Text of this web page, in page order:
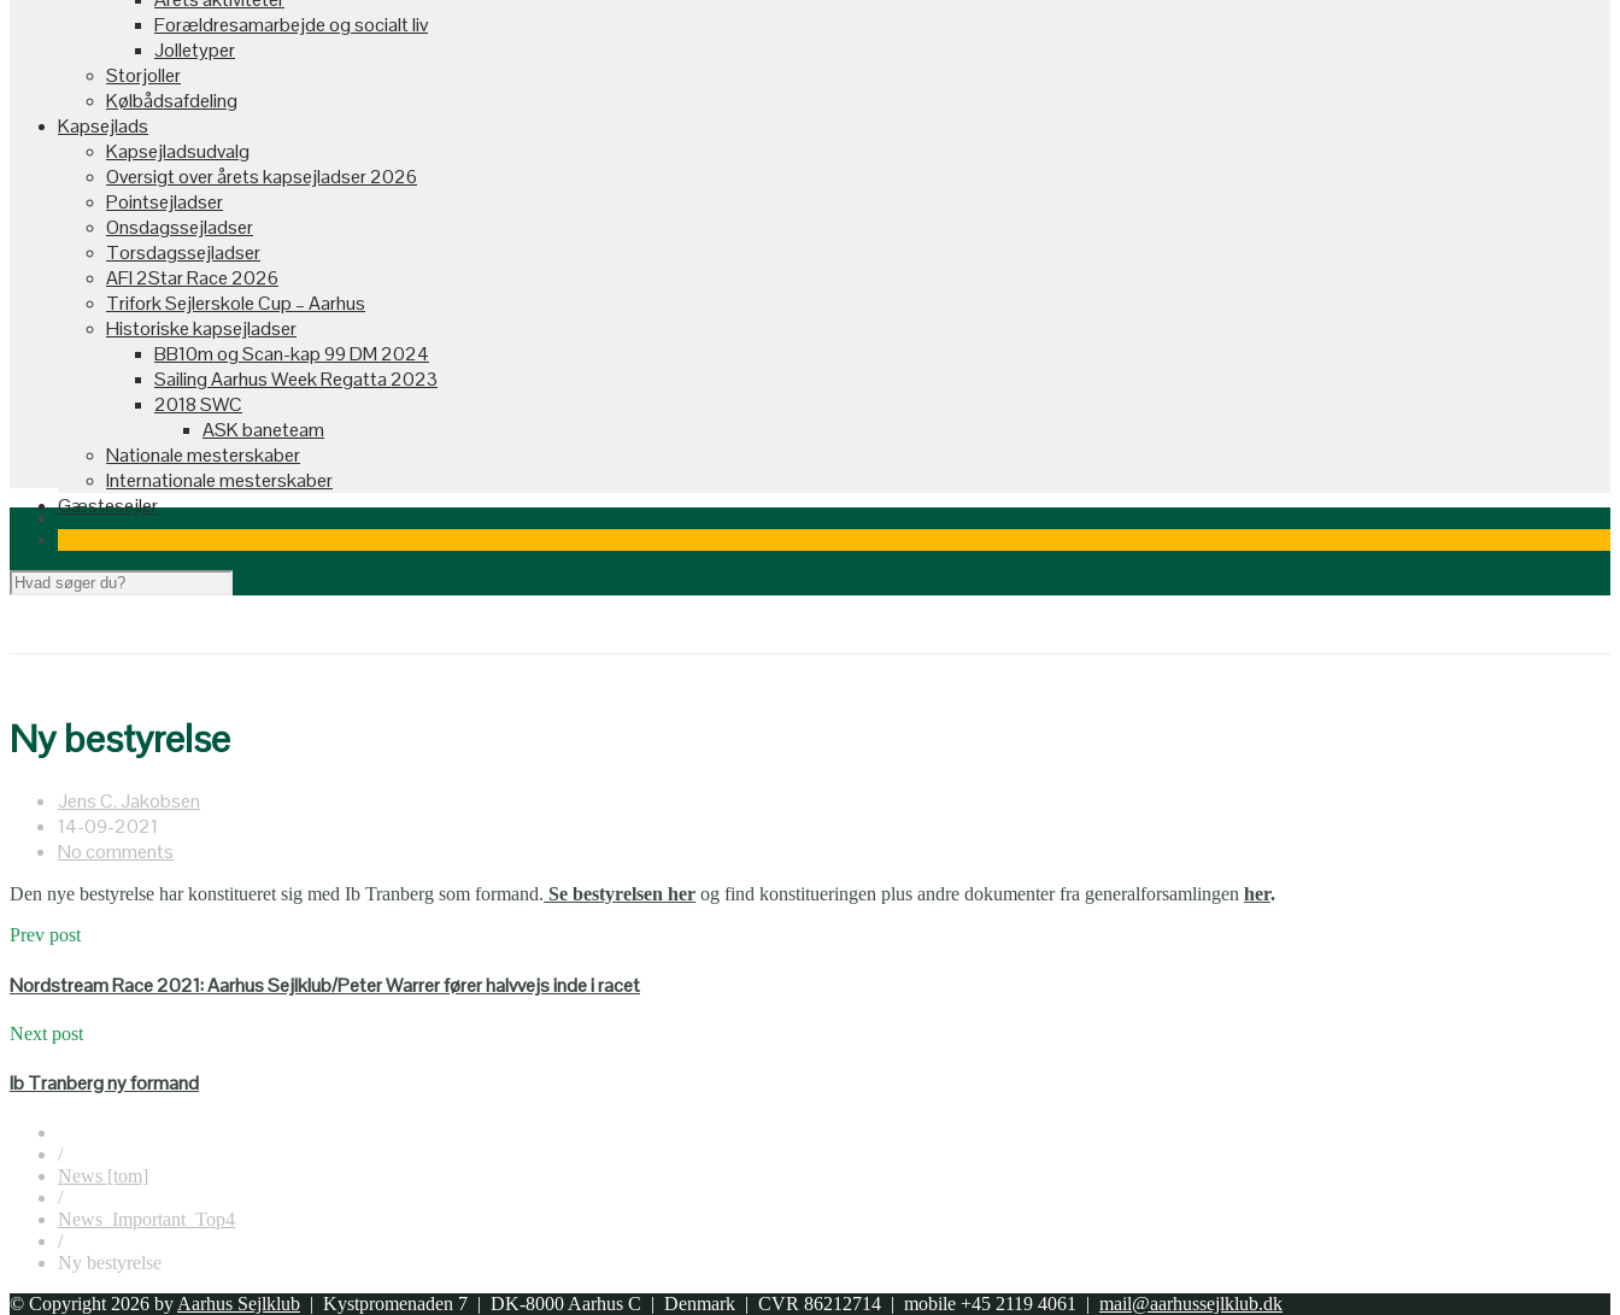
Forældresamarbejde og socialt liv
Jolletyper
Storjoller
Kølbådsafdeling
Kapsejlads
Kapsejladsudvalg
Oversigt over årets kapsejladser 2026
Pointsejladser
Onsdagssejladser
Torsdagssejladser
AFI 2Star Race 2026
Trifork Sejlerskole Cup – Aarhus
Historiske kapsejladser
BB10m og Scan-kap 99 DM 2024
Sailing Aarhus Week Regatta 2023
2018 SWC
ASK baneteam
Nationale mesterskaber
Internationale mesterskaber
Gæstesejler
Ny bestyrelse
Jens C. Jakobsen
14-09-2021
No comments
Den nye bestyrelse har konstitueret sig med Ib Tranberg som formand. Se bestyrelsen her og find konstitueringen plus andre dokumenter fra generalforsamlingen her.
Prev post
Nordstream Race 2021: Aarhus Sejlklub/Peter Warrer fører halvvejs inde i racet
Next post
Ib Tranberg ny formand
/
News [tom]
/
News_Important_Top4
/
Ny bestyrelse
© Copyright 2026 by Aarhus Sejlklub | Kystpromenaden 7 | DK-8000 Aarhus C | Denmark | CVR 86212714 | mobile +45 2119 4061 | mail@aarhussejlklub.dk